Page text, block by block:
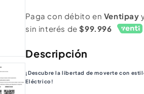
8.5&quot;.
25
km/hr.
(Rueda
Anti
8.5&quot;.
25
km/hr.
(Rueda
Anti
Paga con débito en Ventipay
sin interés de$99.996
Descripción
¡Descubre la libertad de moverte con
Eléctrico!